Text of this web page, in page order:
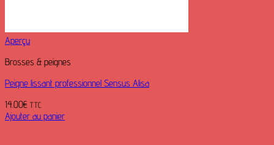
Aperçu
Brosses & peignes
Peigne lissant professionnel Sensus Alisa
14.00€ TTC
Ajouter au panier